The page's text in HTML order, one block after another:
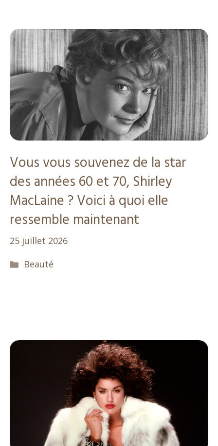
Vous vous souvenez de la star
des années 60 et 70, Shirley
MacLaine ? Voici à quoi elle
ressemble maintenant
25 juillet 2026
Catégories
Beauté